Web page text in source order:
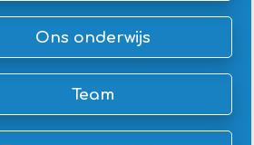
Ons onderwijs
Team